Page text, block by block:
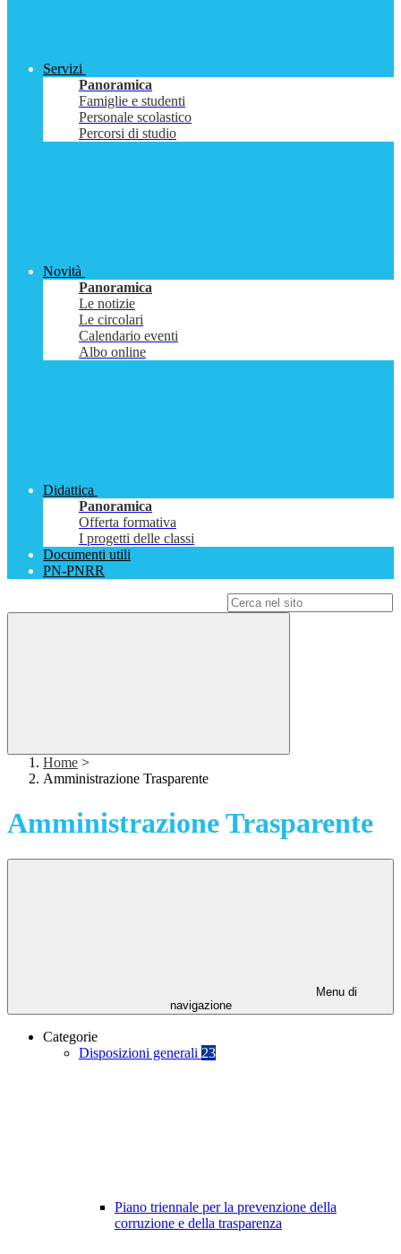
Servizi
Panoramica
Famiglie e studenti
Personale scolastico
Percorsi di studio
Novità
Panoramica
Le notizie
Le circolari
Calendario eventi
Albo online
Didattica
Panoramica
Offerta formativa
I progetti delle classi
Documenti utili
PN-PNRR
Home >
Amministrazione Trasparente
Amministrazione Trasparente
Menu di
navigazione
Categorie
Disposizioni generali 23
Piano triennale per la prevenzione della
corruzione e della trasparenza